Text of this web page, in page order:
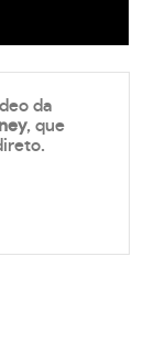
da
, que